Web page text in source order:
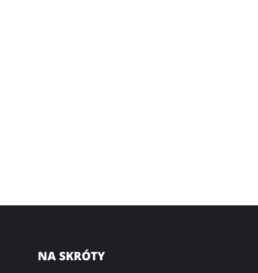
NA SKRÓTY